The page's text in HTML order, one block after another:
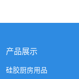
产品展示
硅胶厨房用品